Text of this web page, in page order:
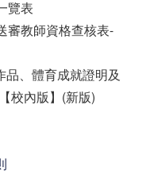
覽表
審教師資格查核表-
、體育成就證明及
校內版】(新版)